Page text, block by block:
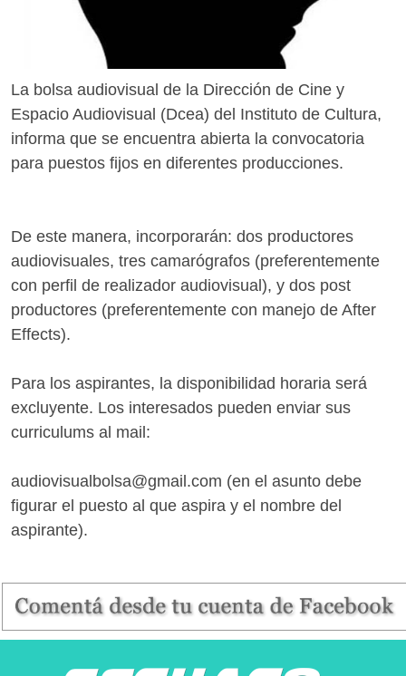
La bolsa audiovisual de la Dirección de Cine y
Espacio Audiovisual (Dcea) del Instituto de Cultura,
informa que se encuentra abierta la convocatoria
para puestos fijos en diferentes producciones.
De este manera, incorporarán: dos productores
audiovisuales, tres camarógrafos (preferentemente
con perfil de realizador audiovisual), y dos post
productores (preferentemente con manejo de After
Effects).
Para los aspirantes, la disponibilidad horaria será
excluyente. Los interesados pueden enviar sus
curriculums al mail:
audiovisualbolsa@gmail.com (en el asunto debe
figurar el puesto al que aspira y el nombre del
aspirante).